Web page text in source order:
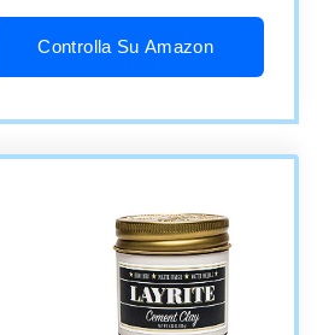
Controlla Su Amazon